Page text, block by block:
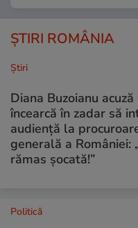
ȘTIRI ROMÂNIA
Ştiri
Diana Buzoianu acuză
încearcă în zadar să
audiență la
generală a României:
rămas șocată!”
Politică